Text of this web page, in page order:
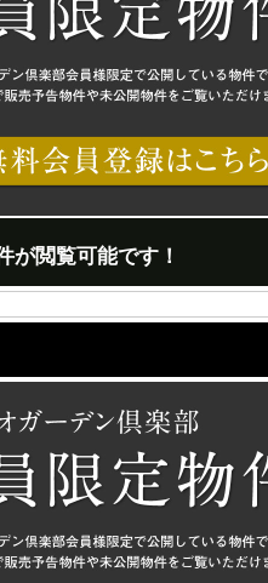
が閲覧可能です！